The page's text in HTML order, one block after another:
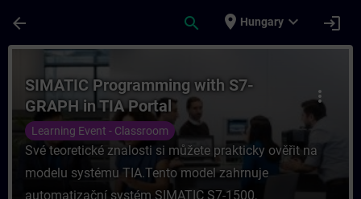
arrow_back search place Hungary expand_more login
Tanfolyam - SIMATIC Programming with
more_vert
SIMATIC Programming with S7-
GRAPH in TIA Portal
Learning Event - Classroom
Své teoretické znalosti si můžete prakticky ověřit na
modelu systému TIA.Tento model zahrnuje
automatizační systém SIMATIC S7-1500,